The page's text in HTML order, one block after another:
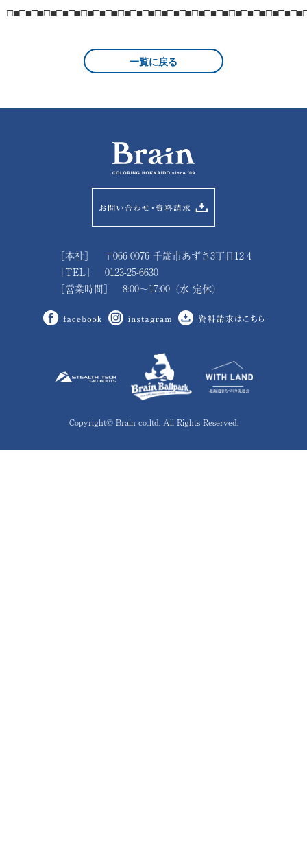
一覧に戻る
［本社］ 〒066-0076 千歳市あずさ3丁目12-4
［TEL］ 0123-25-6630
［営業時間］ 8:00～17:00（水 定休）
Copyright© Brain co,.ltd. All Rights Reserved.